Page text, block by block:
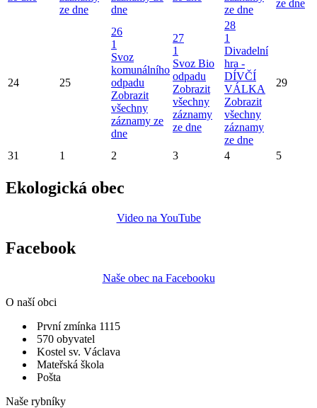
ze dne
dne
ze dne
ze dne
24 25
26
1
Svoz
komunálního
odpadu
Zobrazit
všechny
záznamy ze
dne
27
1
Svoz Bio
odpadu
Zobrazit
všechny
záznamy
ze dne
28
1
Divadelní
hra -
DÍVČÍ
VÁLKA
Zobrazit
všechny
záznamy
ze dne
29
31 1 2 3 4 5
Ekologická obec
Video na YouTube
Facebook
Naše obec na Facebooku
O naší obci
První zmínka 1115
570 obyvatel
Kostel sv. Václava
Mateřská škola
Pošta
Naše rybníky